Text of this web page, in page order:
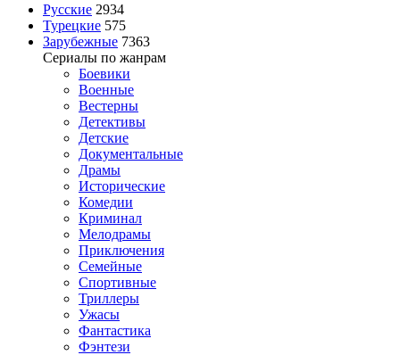
Русские 2934
Турецкие 575
Зарубежные 7363
Сериалы по жанрам
Боевики
Военные
Вестерны
Детективы
Детские
Документальные
Драмы
Исторические
Комедии
Криминал
Мелодрамы
Приключения
Семейные
Спортивные
Триллеры
Ужасы
Фантастика
Фэнтези